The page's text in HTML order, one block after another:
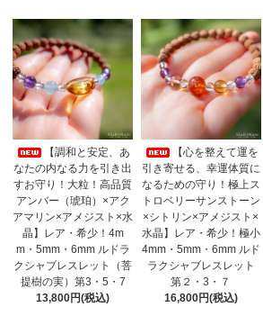
【調和と安定、あ
なたの内なる力を引き出
すお守り！大粒！高品質
アンバー（琥珀）×アク
アマリン×アメジスト×水
晶】レア・希少！4m
m・5mm・6mm ルドラ
クシャブレスレット（菩
提樹の実）第3・5・7
13,800円(税込)
【心を整えて運を
引き寄せる、幸運体質に
なるための守り！極上ス
トロベリーサンストーン
×シトリン×アメジスト×
水晶】レア・希少！極小
4mm・5mm・6mm ルド
ラクシャブレスレット
第２・3・７
16,800円(税込)